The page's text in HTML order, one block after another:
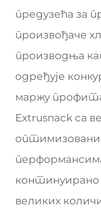
предузећа за
произвођаче
производња
одређује
маржу
Extrusnack са
великих